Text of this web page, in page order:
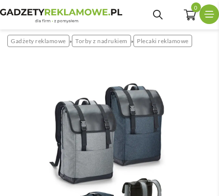
0
Gadżety reklamowe » Torby z nadrukiem » Plecaki reklamowe